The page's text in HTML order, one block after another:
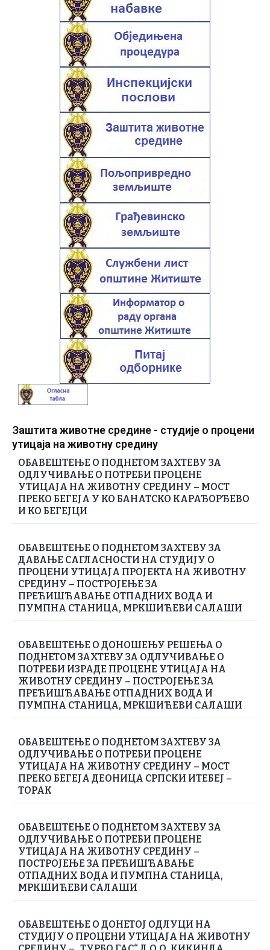
Заштита животне средине - студије о процени
утицаја на животну средину
ОБАВЕШТЕЊЕ О ПОДНЕТОМ ЗАХТЕВУ ЗА
ОДЛУЧИВАЊЕ О ПОТРЕБИ ПРОЦЕНЕ
УТИЦАЈА НА ЖИВОТНУ СРЕДИНУ – МОСТ
ПРЕКО БЕГЕЈА У КО БАНАТСКО КАРАЂОРЂЕВО
И КО БЕГЕЈЦИ
ОБАВЕШТЕЊЕ О ПОДНЕТОМ ЗАХТЕВУ ЗА
ДАВАЊЕ САГЛАСНОСТИ НА СТУДИЈУ О
ПРОЦЕНИ УТИЦАЈА ПРОЈЕКТА НА ЖИВОТНУ
СРЕДИНУ – ПОСТРОЈЕЊЕ ЗА
ПРЕЋИШЋАВАЊЕ ОТПАДНИХ ВОДА И
ПУМПНА СТАНИЦА, МРКШИЋЕВИ САЛАШИ
ОБАВЕШТЕЊЕ О ДОНОШЕЊУ РЕШЕЊА О
ПОДНЕТОМ ЗАХТЕВУ ЗА ОДЛУЧИВАЊЕ О
ПОТРЕБИ ИЗРАДЕ ПРОЦЕНЕ УТИЦАЈА НА
ЖИВОТНУ СРЕДИНУ – ПОСТРОЈЕЊЕ ЗА
ПРЕЋИШЋАВАЊЕ ОТПАДНИХ ВОДА И
ПУМПНА СТАНИЦА, МРКШИЋЕВИ САЛАШИ
ОБАВЕШТЕЊЕ О ПОДНЕТОМ ЗАХТЕВУ ЗА
ОДЛУЧИВАЊЕ О ПОТРЕБИ ПРОЦЕНЕ
УТИЦАЈА НА ЖИВОТНУ СРЕДИНУ – МОСТ
ПРЕКО БЕГЕЈА ДЕОНИЦА СРПСКИ ИТЕБЕЈ –
ТОРАК
ОБАВЕШТЕЊЕ О ПОДНЕТОМ ЗАХТЕВУ ЗА
ОДЛУЧИВАЊЕ О ПОТРЕБИ ПРОЦЕНЕ
УТИЦАЈА НА ЖИВОТНУ СРЕДИНУ –
ПОСТРОЈЕЊЕ ЗА ПРЕЋИШЋАВАЊЕ
ОТПАДНИХ ВОДА И ПУМПНА СТАНИЦА,
МРКШИЋЕВИ САЛАШИ
ОБАВЕШТЕЊЕ О ДОНЕТОЈ ОДЛУЦИ НА
СТУДИЈУ О ПРОЦЕНИ УТИЦАЈА НА ЖИВОТНУ